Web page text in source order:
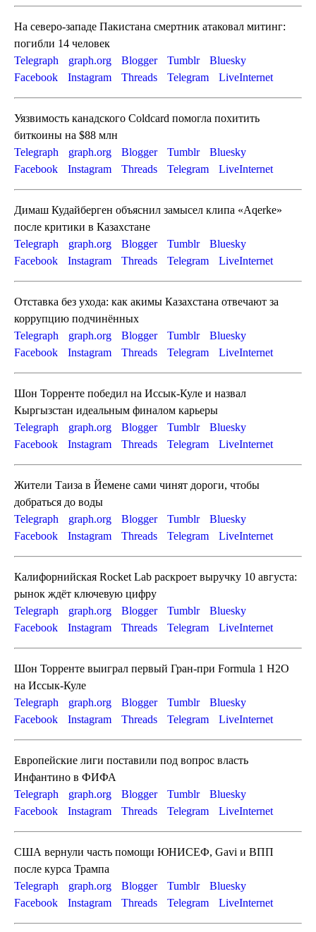
На северо-западе Пакистана смертник атаковал митинг:
погибли 14 человек
Telegraph
graph.org Blogger Tumblr
Bluesky
Facebook
Instagram Threads Telegram LiveInternet
Уязвимость канадского Coldcard помогла похитить
биткоины на $88 млн
Telegraph
graph.org Blogger Tumblr
Bluesky
Facebook
Instagram Threads Telegram LiveInternet
Димаш Кудайберген объяснил замысел клипа «Aqerke»
после критики в Казахстане
Telegraph
graph.org Blogger Tumblr
Bluesky
Facebook
Instagram Threads Telegram LiveInternet
Отставка без ухода: как акимы Казахстана отвечают за
коррупцию подчинённых
Telegraph
graph.org Blogger Tumblr
Bluesky
Facebook
Instagram Threads Telegram LiveInternet
Шон Торренте победил на Иссык-Куле и назвал
Кыргызстан идеальным финалом карьеры
Telegraph
graph.org Blogger Tumblr
Bluesky
Facebook
Instagram Threads Telegram LiveInternet
Жители Таиза в Йемене сами чинят дороги, чтобы
добраться до воды
Telegraph
graph.org Blogger Tumblr
Bluesky
Facebook
Instagram Threads Telegram LiveInternet
Калифорнийская Rocket Lab раскроет выручку 10 августа:
рынок ждёт ключевую цифру
Telegraph
graph.org Blogger Tumblr
Bluesky
Facebook
Instagram Threads Telegram LiveInternet
Шон Торренте выиграл первый Гран-при Formula 1 H2O
на Иссык-Куле
Telegraph
graph.org Blogger Tumblr
Bluesky
Facebook
Instagram Threads Telegram LiveInternet
Европейские лиги поставили под вопрос власть
Инфантино в ФИФА
Telegraph
graph.org Blogger Tumblr
Bluesky
Facebook
Instagram Threads Telegram LiveInternet
США вернули часть помощи ЮНИСЕФ, Gavi и ВПП
после курса Трампа
Telegraph
graph.org Blogger Tumblr
Bluesky
Facebook
Instagram Threads Telegram LiveInternet